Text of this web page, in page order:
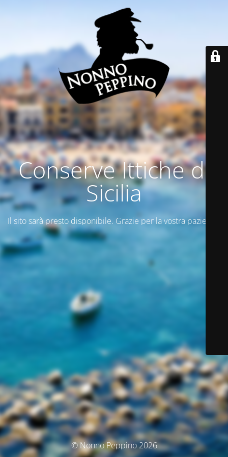
Conserve Ittiche di
Sicilia
Il sito sarà presto disponibile. Grazie per la vostra pazienza.
© Nonno Peppino 2026